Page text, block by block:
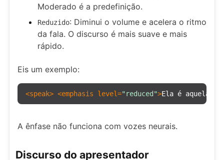
Moderado é a predefinição.
Reduzido: Diminui o volume e acelera o ritmo
da fala. O discurso é mais suave e mais
rápido.
Eis um exemplo:
<speak> <emphasis level="reduced">Ela é aquela
A ênfase não funciona com vozes neurais.
Discurso do apresentador